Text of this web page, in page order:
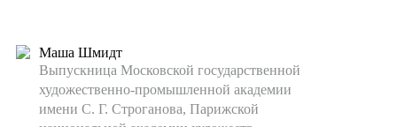
Маша Шмидт
Выпускница Московской государственной
художественно-промышленной академии
имени С. Г. Строганова, Парижской